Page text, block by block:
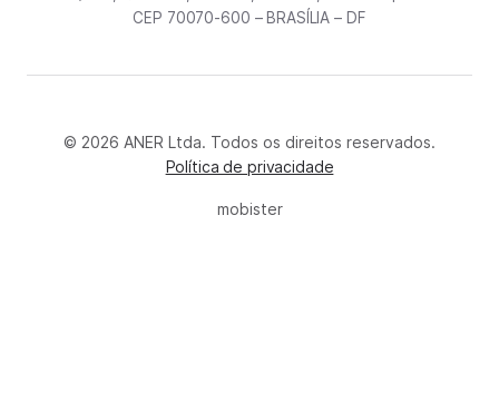
CEP 70070-600 – BRASÍLIA – DF
© 2026 ANER Ltda. Todos os direitos reservados.
Política de privacidade
mobister